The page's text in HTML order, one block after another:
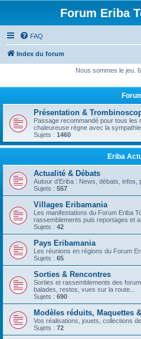
Forum Eriba
FAQ
Index du forum
Nous sommes le jeu.
Présentation &
Passage recommandé pour tous les
chaleureuse règne avec la sympathie
Sujets : 1460
Eriba
Actualité & Débats
Autour d’Eriba : News, débats, infos,
Sujets : 557
Villages Eribamania
Les manifestations du Forum Eriba
rassemblements puis reportages et
Sujets : 42
Pays Eribamania
Les réunions en régions du Forum
Sujets : 65
Sorties & Rencontres
Sorties et rassemblements des
balades, restos, vues sur la route...
Sujets : 690
Modèles réduits, Maquettes
Vos réalisations, jouets, collections
Sujets : 72